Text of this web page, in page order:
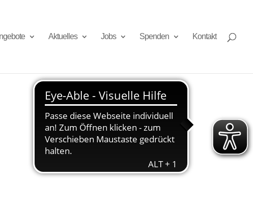
Aktuelles Jobs Spenden Kontakt